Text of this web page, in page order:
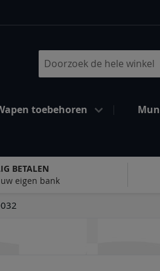
toebehoren
BETALEN
eigen bank